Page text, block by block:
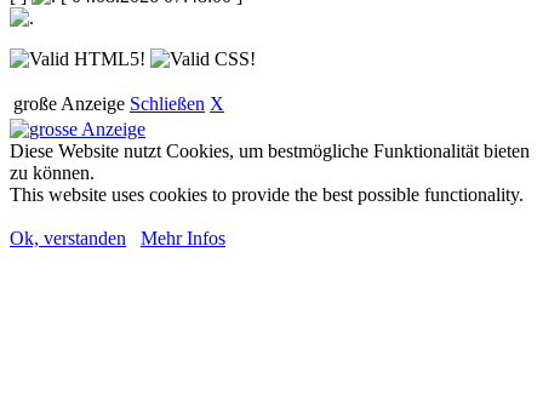
große Anzeige Schließen X
Diese Website nutzt Cookies, um bestmögliche Funktionalität bieten
zu können.
This website uses cookies to provide the best possible functionality.
Ok, verstanden Mehr Infos